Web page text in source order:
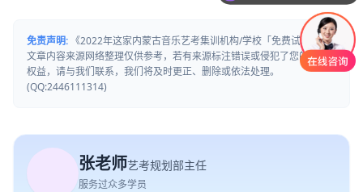
免责声明: 《2022年这家内蒙古音乐艺考集训机构/学校「免费试听」》
文章内容来源网络整理仅供参考，若有来源标注错误或侵犯了您的合法
权益，请与我们联系，我们将及时更正、删除或依法处理。
(QQ:2446111314)
张老师艺考规划部主任
服务过众多学员